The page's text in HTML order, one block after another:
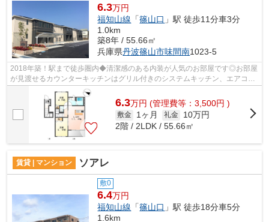
6.3万円
福知山線 「篠山口 」駅 徒歩11分車3分
1.0km
築8年 / 55.66㎡
兵庫県丹波篠山市味間南1023-5
2018年築！駅まで徒歩圏内◆清潔感のある内装が人気のお部屋です◎お部屋
が見渡せるカウンターキッチンはグリル付きのシステムキッチン、エアコ
ン、照明、追い焚きなど充実設備◎インター...
6.3万円 (管理費等：3,500円 )
敷金 1ヶ月 礼金
10万円
2階 / 2LDK / 55.66㎡
賃貸 | マンション ソアレ
敷0
6.4万円
福知山線 「篠山口 」駅 徒歩18分車5分
1.6km